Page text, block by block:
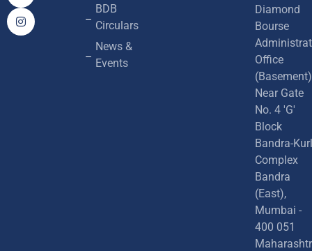
BDB
Circulars
News &
Events
Diamond
Bourse
Office
(Basement)
Near Gate
No. 4 'G'
Block
Bandra-
Complex
Bandra
(East),
Mumbai -
400 051